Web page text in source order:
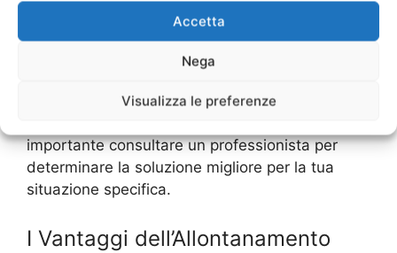
Accetta
Nega
Visualizza le preferenze
aiutare a prevenire l’insediamento dei volatili
essere affrontato in diversi modi, a seconda
importante consultare un professionista per
determinare la soluzione migliore per la tua
situazione specifica.
I Vantaggi dell’Allontanamento